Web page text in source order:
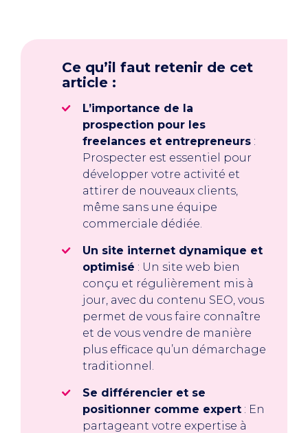
Ce qu’il faut retenir de cet
article :
L’importance de la
prospection pour les
freelances et entrepreneurs :
Prospecter est essentiel pour
développer votre activité et
attirer de nouveaux clients,
même sans une équipe
commerciale dédiée.
Un site internet dynamique et
optimisé : Un site web bien
conçu et régulièrement mis à
jour, avec du contenu SEO, vous
permet de vous faire connaître
et de vous vendre de manière
plus efficace qu’un démarchage
traditionnel.
Se différencier et se
positionner comme expert : En
partageant votre expertise à